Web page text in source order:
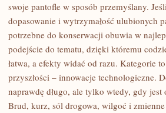
PORÓWNANIA
RECENZJE
swoje pantofle w sposób przemyślany.
dopasowanie i wytrzymałość ulubionych
potrzebne do konserwacji obuwia w
podejście do tematu, dzięki któremu
łatwa, a efekty widać od razu. Kategorie
przyszłości – innowacje technologiczne.
naprawdę długo, ale tylko wtedy, gdy
Brud, kurz, sól drogowa, wilgoć i